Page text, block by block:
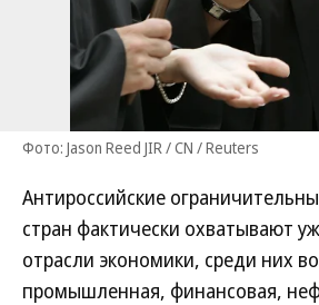
Фото: Jason Reed JIR / CN / Reuters
Антироссийские
стран фактически охватывают
отрасли экономики, среди них
промышленная, финансовая,